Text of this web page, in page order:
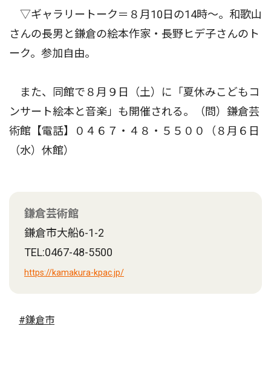
▽ギャラリートーク＝８月10日の14時〜。和歌山
さんの長男と鎌倉の絵本作家・長野ヒデ子さんのト
ーク。参加自由。
また、同館で８月９日（土）に「夏休みこどもコ
ンサート絵本と音楽」も開催される。（問）鎌倉芸
術館【電話】０４６７・４８・５５００（８月６日
（水）休館）
鎌倉芸術館
鎌倉市大船6-1-2
TEL:0467-48-5500
https://kamakura-kpac.jp/
#鎌倉市